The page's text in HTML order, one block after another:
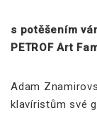
s potěšením
PETROF Art
Adam
klavíristům své